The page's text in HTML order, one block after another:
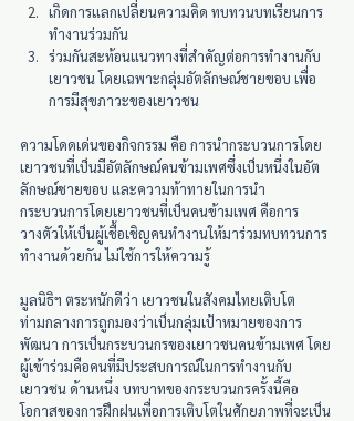
เกิดการแลกเปลี่ยนความคิด ทบทวนบทเรียนการ
ทำงานร่วมกัน
ร่วมกันสะท้อนแนวทางที่สำคัญต่อการทำงานกับ
เยาวชน โดยเฉพาะกลุ่มอัตลักษณ์ชายขอบ เพื่อ
การมีสุขภาวะของเยาวชน
ความโดดเด่นของกิจกรรม คือ การนำกระบวนการโดย
เยาวชนที่เป็นมีอัตลักษณ์คนข้ามเพศซึ่งเป็นหนึ่งในอัต
ลักษณ์ชายขอบ และความท้าทายในการนำ
กระบวนการโดยเยาวชนที่เป็นคนข้ามเพศ คือการ
วางตัวให้เป็นผู้เชื้อเชิญคนทำงานให้มาร่วมทบทวนการ
ทำงานด้วยกัน ไม่ใช้การให้ความรู้
มูลนิธิฯ ตระหนักดีว่า เยาวชนในสังคมไทยเติบโต
ท่ามกลางการถูกมองว่าเป็นกลุ่มเป้าหมายของการ
พัฒนา การเป็นกระบวนกรของเยาวชนคนข้ามเพศ โดย
ผู้เข้าร่วมคือคนที่มีประสบการณ์ในการทำงานกับ
เยาวชน ด้านหนึ่ง บทบาทของกระบวนกรครั้งนี้คือ
โอกาสของการฝึกฝนเพื่อการเติบโตในศักยภาพที่จะเป็น